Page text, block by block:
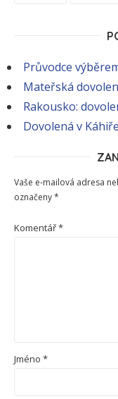
Průvodce
Mateřská
Rakousko:
Dovolená v
Vaše e-mailová adresa
označeny*
Komentář*
Jméno *